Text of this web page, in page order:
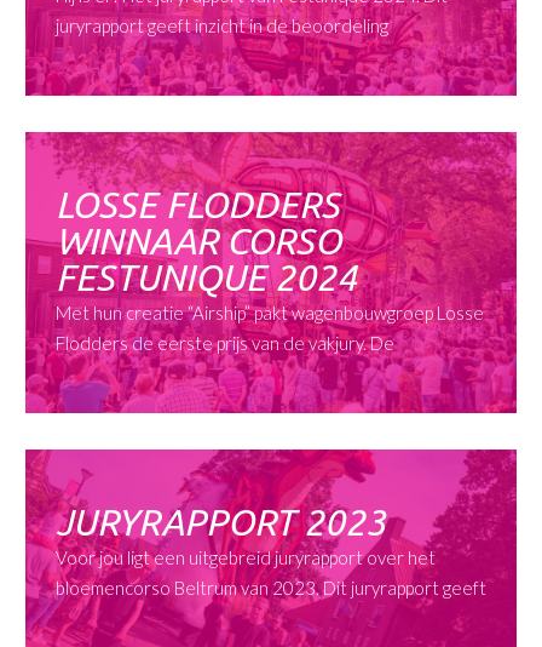
juryrapport geeft inzicht in de beoordeling
LOSSE FLODDERS
WINNAAR CORSO
FESTUNIQUE 2024
Met hun creatie “Airship” pakt wagenbouwgroep Losse
Flodders de eerste prijs van de vakjury. De
JURYRAPPORT 2023
Voor jou ligt een uitgebreid juryrapport over het
bloemencorso Beltrum van 2023. Dit juryrapport geeft